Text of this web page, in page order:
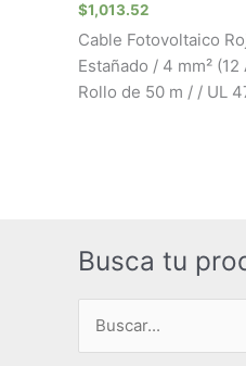
$1,013.52
Cable Fotovoltaico
Estañado / 4 mm² (12
Rollo de 50 m / / UL
Busca tu
Buscar
por: